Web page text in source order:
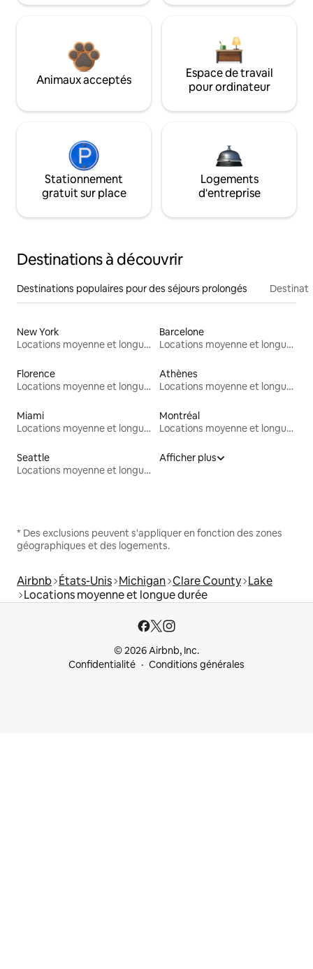
Animaux acceptés
Espace de travail
pour ordinateur
Stationnement
gratuit sur place
Logements
d'entreprise
Destinations à découvrir
Destinations populaires pour des séjours prolongés
New York
Locations moyenne et longue durée
Barcelone
Locations moyenne et longue durée
Florence
Locations moyenne et longue durée
Athènes
Locations moyenne et longue durée
Miami
Locations moyenne et longue durée
Montréal
Locations moyenne et longue durée
Seattle
Locations moyenne et longue durée
Afficher plus
* Des exclusions peuvent s'appliquer en fonction des zones
géographiques et des logements.
Airbnb États-Unis Michigan Clare County Lake
Locations moyenne et longue durée
© 2026 Airbnb, Inc.
Confidentialité
Conditions générales